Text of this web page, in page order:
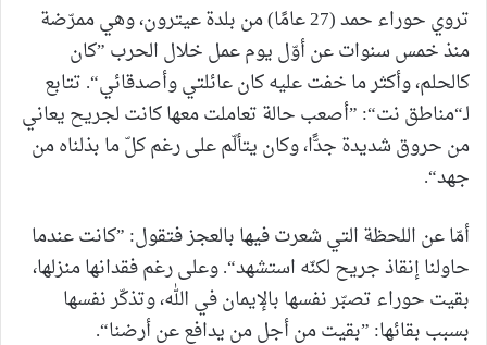
تروي حوراء حمد (27 عامًا) من بلدة عيترون، وهي ممرّضة
منذ خمس سنوات عن أوّل يوم عمل خلال الحرب ”كان
كالحلم، وأكثر ما خفت عليه كان عائلتي وأصدقائي“. تتابع
لـ“مناطق نت“: ”أصعب حالة تعاملت معها كانت لجريح يعاني
من حروق شديدة جدًّا، وكان يتألّم على رغم كلّ ما بذلناه من
جهد“.
أمّا عن اللحظة التي شعرت فيها بالعجز فتقول: ”كانت عندما
حاولنا إنقاذ جريح لكنّه استشهد“. وعلى رغم فقدانها منزلها،
بقيت حوراء تصبّر نفسها بالإيمان في الله، وتذكّر نفسها
بسبب بقائها: ”بقيت من أجل من يدافع عن أرضنا“.